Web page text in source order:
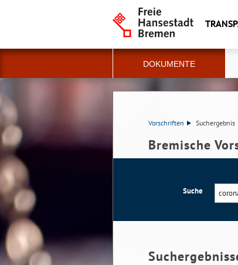
DOKUMENTE
Vorschriften Suchergebnis
Bremische
Suche